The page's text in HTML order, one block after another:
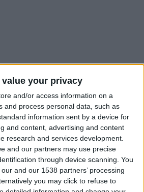
value your privacy
and/or access information on a
and process personal data, such as
information sent by a device for
and content, advertising and content
research and services development.
and our partners may use precise
through device scanning. You
and our 1538 partners’ processing
you may click to refuse to
sont au mieux en demi-teinte
la période actuelle fait forcément
quant à la capacité de son
remettre l’équipe dans le droit
l’ASM a été éliminée de la Ligue des
et a perdu contre Lille en Ligue 1,